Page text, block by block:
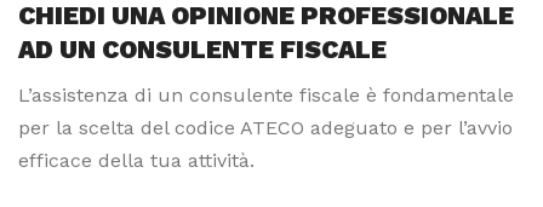
CHIEDI UNA OPINIONE PROFESSIONALE
AD UN CONSULENTE FISCALE
L’assistenza di un consulente fiscale è fondamentale
per la scelta del codice ATECO adeguato e per l’avvio
efficace della tua attività.